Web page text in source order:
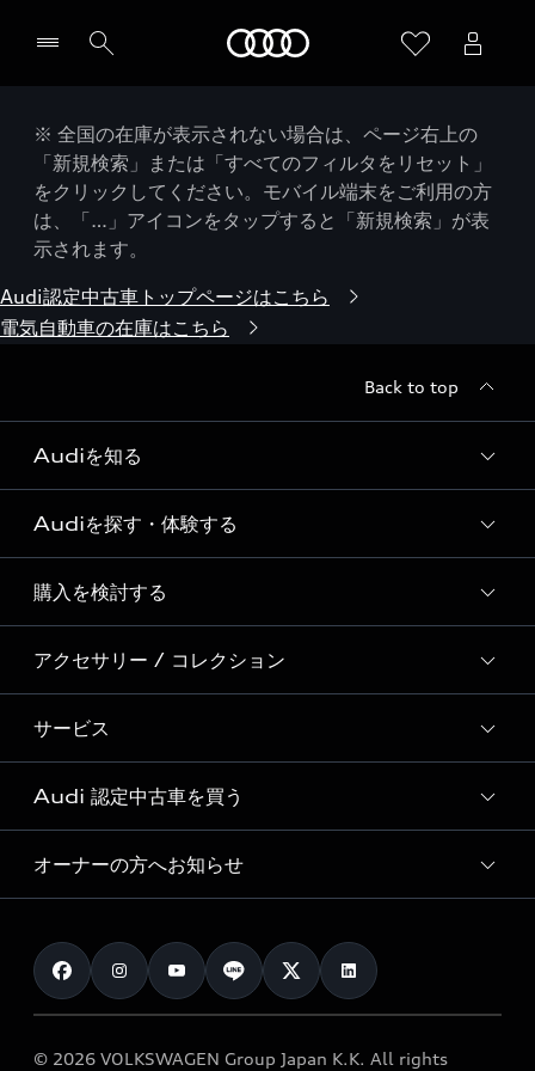
※ 全国の在庫が表示されない場合は、ページ右上の
「新規検索」または「すべてのフィルタをリセット」
をクリックしてください。モバイル端末をご利用の方
は、「…」アイコンをタップすると「新規検索」が表
示されます。
Audi認定中古車トップページはこちら
電気自動車の在庫はこちら
Back to top
Audiを知る
Audi ブランド
Story of Progress
Audi Sport
Formula 1®
デジタルサービス
Audiを探す・体験する
ディーラー検索
新車在庫検索
試乗車・展示車検索
見積り依頼
試乗予約
購入を検討する
モデル一覧
特別仕様モデル / 限定モデル
e-tronラインアップ
価格シミュレーション
車両比較
カタログ一覧
アクセサリー / コレクション
純正アクセサリー
オンラインショップ
Audi collection
アウディナビアプリ
サービス
サービス入庫予約
サービスプログラム
メンテナンス
車検 / 定期点検
e-tronアフターサポート
Audi 認定中古車を買う
Audi認定中古車
クオリティ
保証
メンテナンス
オーナーの方へお知らせ
お知らせ
オーナー様向けキャンペーン
© 2026 VOLKSWAGEN Group Japan K.K. All rights